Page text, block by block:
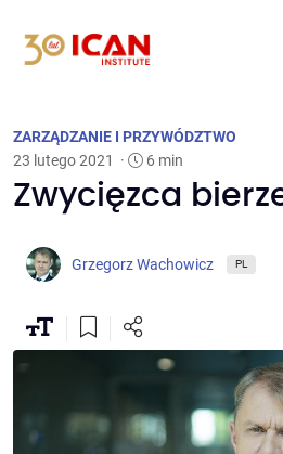
ZARZĄDZANIE I PRZYWÓDZTWO
23 lutego 2021
· 6 min
Zwycięzca
Grzegorz Wachowicz PL